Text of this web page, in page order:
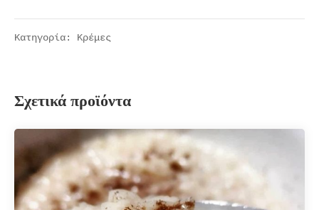
Κατηγορία: Kρέμες
Σχετικά προϊόντα